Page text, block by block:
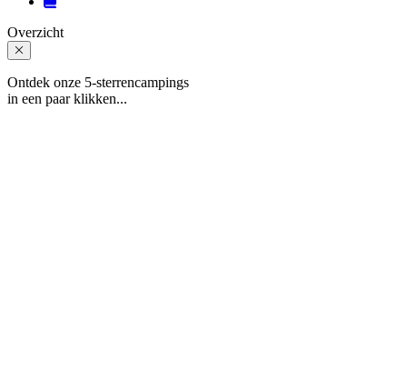
Overzicht
Ontdek onze 5-sterrencampings
in een paar klikken...